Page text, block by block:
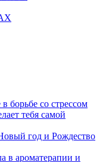
борьбе со стрессом
тебя самой
год и Рождество
в ароматерапии и